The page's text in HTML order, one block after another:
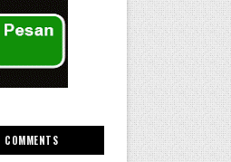
COMMENTS